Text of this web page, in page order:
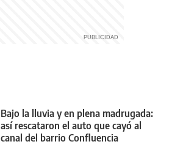
Bajo la lluvia y en plena madrugada:
así rescataron el auto que cayó al
canal del barrio Confluencia